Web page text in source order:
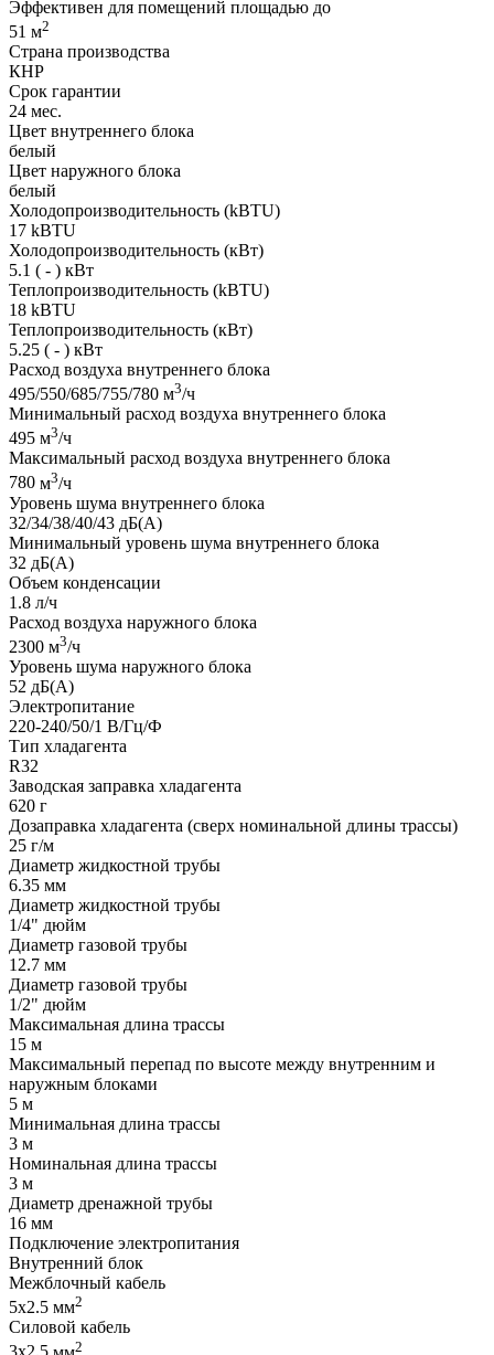
Эффективен для помещений площадью до
51 м2
Страна производства
КНР
Срок гарантии
24 мес.
Цвет внутреннего блока
белый
Цвет наружного блока
белый
Холодопроизводительность (kBTU)
17 kBTU
Холодопроизводительность (кВт)
5.1 ( - ) кВт
Теплопроизводительность (kBTU)
18 kBTU
Теплопроизводительность (кВт)
5.25 ( - ) кВт
Расход воздуха внутреннего блока
495/550/685/755/780 м3/ч
Минимальный расход воздуха внутреннего блока
495 м3/ч
Максимальный расход воздуха внутреннего блока
780 м3/ч
Уровень шума внутреннего блока
32/34/38/40/43 дБ(А)
Минимальный уровень шума внутреннего блока
32 дБ(А)
Объем конденсации
1.8 л/ч
Расход воздуха наружного блока
2300 м3/ч
Уровень шума наружного блока
52 дБ(А)
Электропитание
220-240/50/1 В/Гц/Ф
Тип хладагента
R32
Заводская заправка хладагента
620 г
Дозаправка хладагента (сверх номинальной длины трассы)
25 г/м
Диаметр жидкостной трубы
6.35 мм
Диаметр жидкостной трубы
1/4" дюйм
Диаметр газовой трубы
12.7 мм
Диаметр газовой трубы
1/2" дюйм
Максимальная длина трассы
15 м
Максимальный перепад по высоте между внутренним и
наружным блоками
5 м
Минимальная длина трассы
3 м
Номинальная длина трассы
3 м
Диаметр дренажной трубы
16 мм
Подключение электропитания
Внутренний блок
Межблочный кабель
5x2.5 мм2
Силовой кабель
2